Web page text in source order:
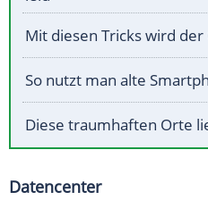
Mit diesen Tricks wird
So nutzt man alte
Diese traumhaften Orte
Datencenter